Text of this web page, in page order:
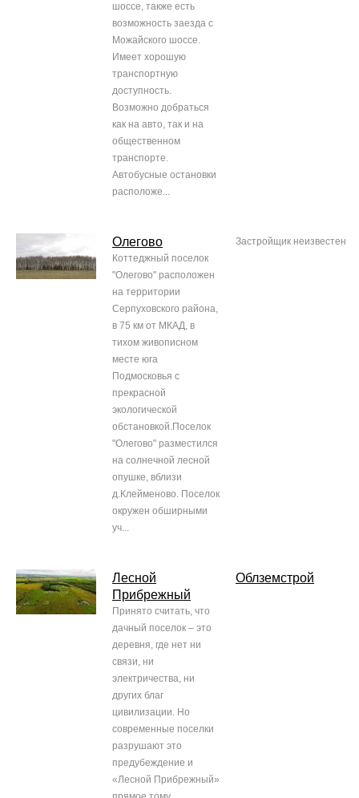
шоссе, также есть
возможность заезда с
Можайского шоссе.
Имеет хорошую
транспортную
доступность.
Возможно добраться
как на авто, так и на
общественном
транспорте.
Автобусные остановки
расположе...
Олегово
Коттеджный поселок
"Олегово" расположен
на территории
Серпуховского района,
в 75 км от МКАД, в
тихом живописном
месте юга
Подмосковья с
прекрасной
экологической
обстановкой.Поселок
"Олегово" разместился
на солнечной лесной
опушке, вблизи
д.Клейменово. Поселок
окружен обширными
уч...
Застройщик неизвестен
Лесной
Прибрежный
Принято считать, что
дачный поселок – это
деревня, где нет ни
связи, ни
электричества, ни
других благ
цивилизации. Но
современные поселки
разрушают это
предубеждение и
«Лесной Прибрежный»
Облземстрой